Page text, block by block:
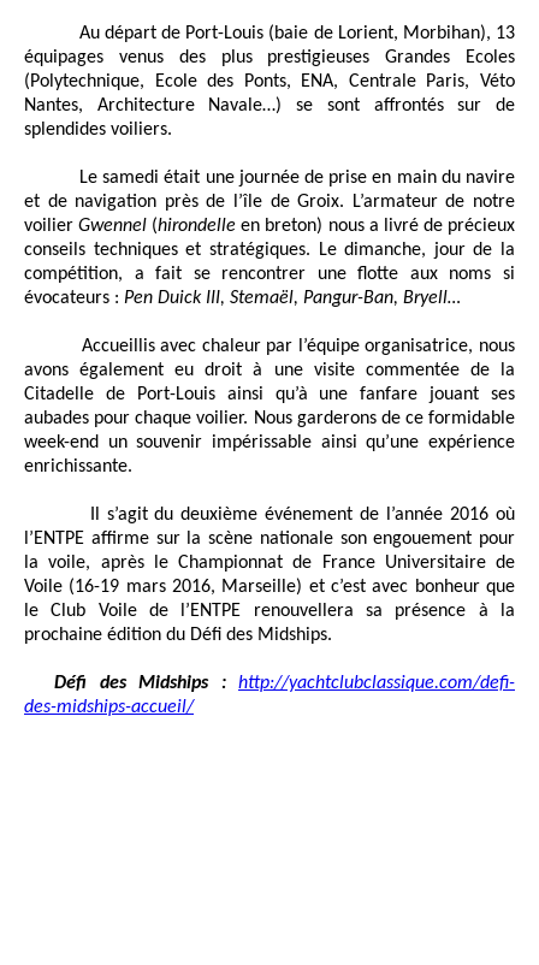
Au départ de Port-Louis (baie de Lorient, Morbihan), 13
équipages venus des plus prestigieuses Grandes Ecoles
(Polytechnique, Ecole des Ponts, ENA, Centrale Paris, Véto
Nantes, Architecture Navale…) se sont affrontés sur de
splendides voiliers.
Le samedi était une journée de prise en main du navire
et de navigation près de l’île de Groix. L’armateur de notre
voilier Gwennel (hirondelle en breton) nous a livré de précieux
conseils techniques et stratégiques. Le dimanche, jour de la
compétition, a fait se rencontrer une flotte aux noms si
évocateurs : Pen Duick III, Stemaël, Pangur-Ban, Bryell…
Accueillis avec chaleur par l’équipe organisatrice, nous
avons également eu droit à une visite commentée de la
Citadelle de Port-Louis ainsi qu’à une fanfare jouant ses
aubades pour chaque voilier. Nous garderons de ce formidable
week-end un souvenir impérissable ainsi qu’une expérience
enrichissante.
Il s’agit du deuxième événement de l’année 2016 où
l’ENTPE affirme sur la scène nationale son engouement pour
la voile, après le Championnat de France Universitaire de
Voile (16-19 mars 2016, Marseille) et c’est avec bonheur que
le Club Voile de l’ENTPE renouvellera sa présence à la
prochaine édition du Défi des Midships.
Défi des Midships :
http://yachtclubclassique.com/defi-
des-midships-accueil/